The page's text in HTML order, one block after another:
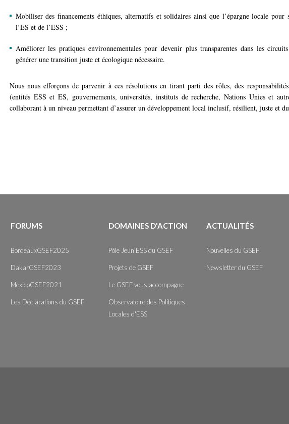
Mobiliser des financements éthiques, alternatifs et solidaires ainsi que l’épargne locale
l’ES et de l’ESS ;
Améliorer les pratiques environnementales pour devenir plus transparentes dans les
générer une transition juste et écologique nécessaire.
Nous nous efforçons de parvenir à ces résolutions en tirant parti des rôles, des
(entités ESS et ES, gouvernements, universités, instituts de recherche, Nations Unies et
collaborant à un niveau permettant d’assurer un développement local inclusif, résilient, juste et
FORUMS
BordeauxGSEF2025
DakarGSEF2023
MexicoGSEF2021
Les Déclarations du GSEF
DOMAINES D'ACTION
Pôle Jeun'ESS du GSEF
Projets de GSEF
Le GSEF vous accompagne
Observatoire des Politiques
Locales d'ESS
ACTUALITÉS
Nouvelles du GSEF
Newsletter du GSEF